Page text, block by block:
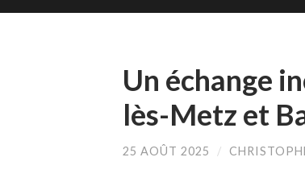
Un échange
lès-Metz et
25 AOÛT 2025 /